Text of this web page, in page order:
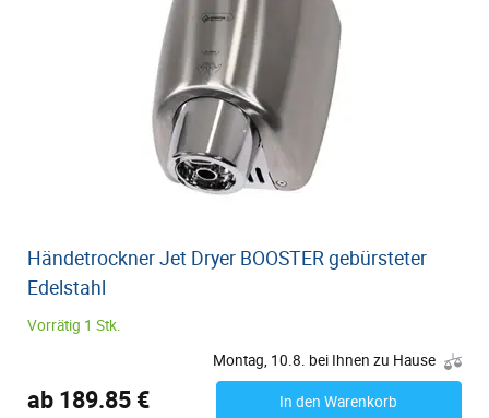
Händetrockner Jet Dryer BOOSTER gebürsteter
Edelstahl
Vorrätig 1 Stk.
Montag, 10.8. bei Ihnen zu Hause
ab 189.85 € In den Warenkorb